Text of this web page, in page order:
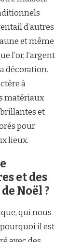
d’autres
et même
l’or, l’argent
décoration.
à
matériaux
et
pour
lieux.
et des
Noël ?
qui nous
pourquoi il est